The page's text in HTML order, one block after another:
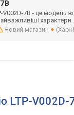
V002D-7B - це модель
характери
Новий магазин
LTP-V002D-